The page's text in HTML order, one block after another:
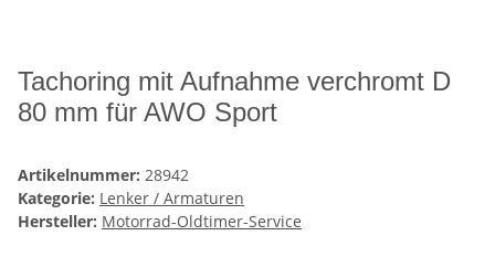
Tachoring mit Aufnahme verchromt D
80 mm für AWO Sport
Artikelnummer: 28942
Kategorie: Lenker / Armaturen
Hersteller: Motorrad-Oldtimer-Service